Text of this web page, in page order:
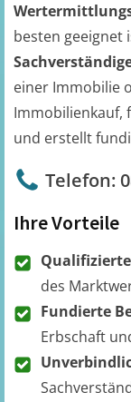
besten geeignet
einer Immobilie
Immobilienkauf,
und erstellt
Telefon:
Ihre Vorteile
des
Fundierte
Erbschaft